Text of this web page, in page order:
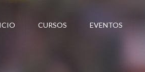
CURSOS EVENTOS